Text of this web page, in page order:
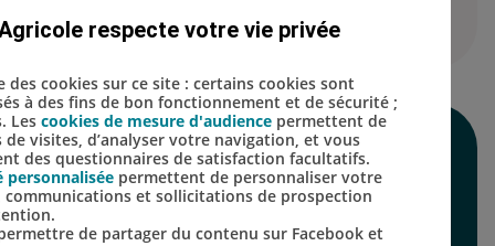
SUIVEZ-NOUS SUR
LES RÉSEAUX
SOCIAUX
respecte votre vie privée
des cookies sur ce site : certains cookies sont
à des fins de bon fonctionnement et de sécurité ;
Les cookies de mesure d'audience permettent de
visites, d’analyser votre navigation, et vous
des questionnaires de satisfaction facultatifs.
personnalisée permettent de personnaliser votre
communications et sollicitations de prospection
de partager du contenu sur Facebook et